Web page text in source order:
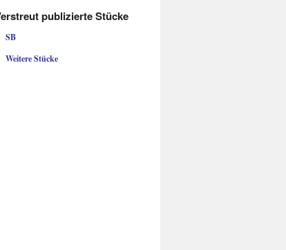
publizierte Stücke
SB
Weitere Stücke